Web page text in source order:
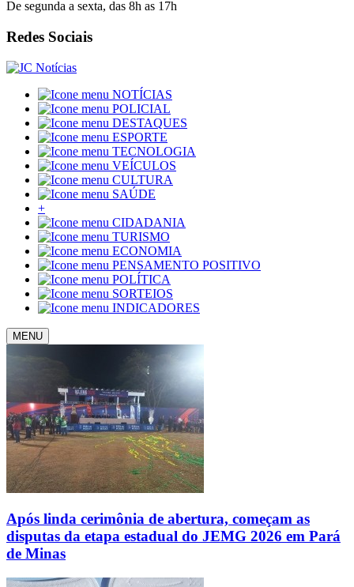
De segunda a sexta, das 8h as 17h
Redes Sociais
NOTÍCIAS
POLICIAL
DESTAQUES
ESPORTE
TECNOLOGIA
VEÍCULOS
CULTURA
SAÚDE
+
CIDADANIA
TURISMO
ECONOMIA
PENSAMENTO POSITIVO
POLÍTICA
SORTEIOS
INDICADORES
MENU
Após linda cerimônia de abertura, começam as
disputas da etapa estadual do JEMG 2026 em Pará
de Minas